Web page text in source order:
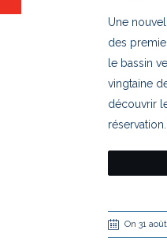
Une
des
le bassin
vingtaine
découvrir
On 31